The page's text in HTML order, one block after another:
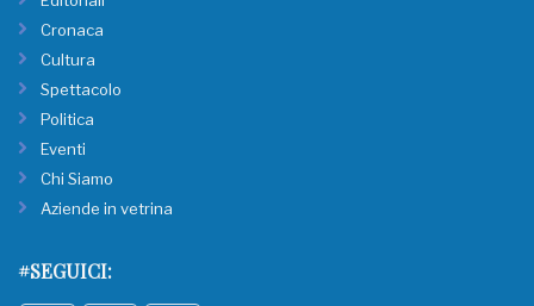
Cronaca
Cultura
Spettacolo
Politica
Eventi
Chi Siamo
Aziende in vetrina
#SEGUICI: